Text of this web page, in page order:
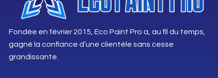
Fondée en février 2015, Eco Paint Pro a, au fil du temps,
gagné la confiance d’une clientèle sans cesse
grandissante.